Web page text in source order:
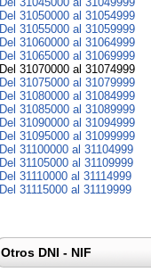
Del 31050000 al 31054999
Del 31055000 al 31059999
Del 31060000 al 31064999
Del 31065000 al 31069999
Del 31070000 al 31074999
Del 31075000 al 31079999
Del 31080000 al 31084999
Del 31085000 al 31089999
Del 31090000 al 31094999
Del 31095000 al 31099999
Del 31100000 al 31104999
Del 31105000 al 31109999
Del 31110000 al 31114999
Del 31115000 al 31119999
Otros DNI - NIF